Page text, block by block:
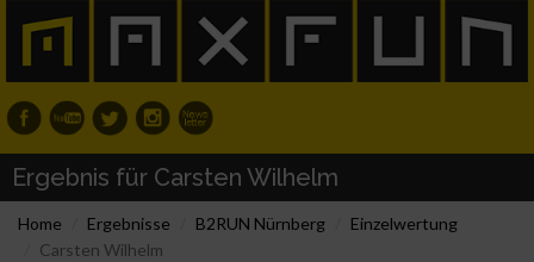
Ergebnis für Carsten Wilhelm
Home Ergebnisse B2RUN Nürnberg
Einzelwertung
Carsten Wilhelm